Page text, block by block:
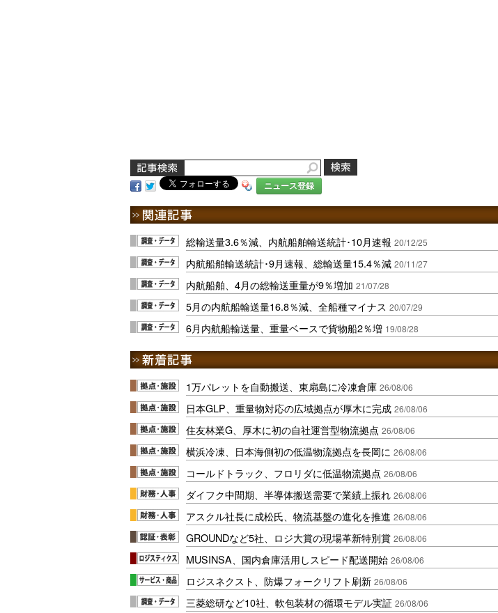
ニュース登録
総輸送量3.6％減、内航船舶輸送統計･10月速報 20/12/25
内航船舶輸送統計･9月速報、総輸送量15.4％減 20/11/27
内航船舶、4月の総輸送重量が9％増加 21/07/28
5月の内航船輸送量16.8％減、全船種マイナス 20/07/29
6月内航船輸送量、重量ベースで貨物船2％増 19/08/28
1万パレットを自動搬送、東扇島に冷凍倉庫 26/08/06
日本GLP、重量物対応の広域拠点が厚木に完成 26/08/06
住友林業G、厚木に初の自社運営型物流拠点 26/08/06
横浜冷凍、日本海側初の低温物流拠点を長岡に 26/08/06
コールドトラック、フロリダに低温物流拠点 26/08/06
ダイフク中間期、半導体搬送需要で業績上振れ 26/08/06
アスクル社長に成松氏、物流基盤の進化を推進 26/08/06
GROUNDなど5社、ロジ大賞の現場革新特別賞 26/08/06
MUSINSA、国内倉庫活用しスピード配送開始 26/08/06
ロジスネクスト、防爆フォークリフト刷新 26/08/06
三菱総研など10社、軟包装材の循環モデル実証 26/08/06